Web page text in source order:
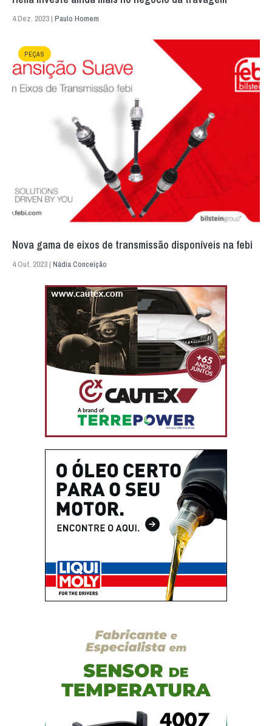
4 Dez. 2023 | Paulo Homem
PEÇAS
Nova gama de eixos de transmissão disponíveis na febi
4 Out. 2023 | Nádia Conceição